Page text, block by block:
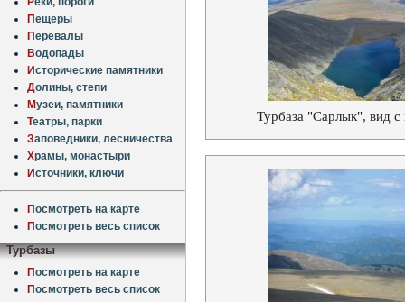
Пещеры
Перевалы
Водопады
Исторические памятники
Долины, степи
Музеи, памятники
Театры, парки
Заповедники, лесничества
Храмы, монастыри
Источники, ключи
Посмотреть на карте
Посмотреть весь список
Турбазы
Посмотреть на карте
Посмотреть весь список
Турбаза "Сарлык", вид